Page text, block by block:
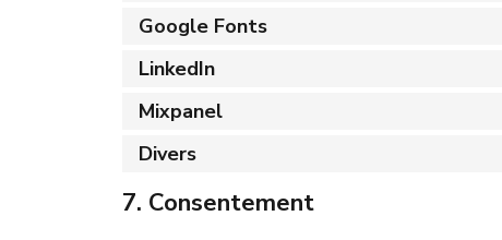
Google Fonts
LinkedIn
Mixpanel
Divers
7. Consentement